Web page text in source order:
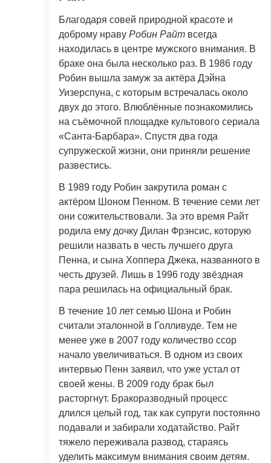
Благодаря совей природной красоте и
доброму нраву Робин Райт всегда
находилась в центре мужского внимания. В
браке она была несколько раз. В 1986 году
Робин вышла замуж за актёра Дэйна
Уизерспуна, с которым встречалась около
двух до этого. Влюблённые познакомились
на съёмочной площадке культового сериала
«Санта-Барбара». Спустя два года
супружеской жизни, они приняли решение
развестись.
В 1989 году Робин закрутила роман с
актёром Шоном Пенном. В течение семи лет
они сожительствовали. За это время Райт
родила ему дочку Дилан Фрэнсис, которую
решили назвать в честь лучшего друга
Пенна, и сына Хоппера Джека, названного в
честь друзей. Лишь в 1996 году звёздная
пара решилась на официальный брак.
В течение 10 лет семью Шона и Робин
считали эталонной в Голливуде. Тем не
менее уже в 2007 году количество ссор
начало увеличиваться. В одном из своих
интервью Пенн заявил, что уже устал от
своей жены. В 2009 году брак был
расторгнут. Бракоразводный процесс
длился целый год, так как супруги постоянно
подавали и забирали ходатайство. Райт
тяжело переживала развод, стараясь
уделить максимум внимания своим детям.